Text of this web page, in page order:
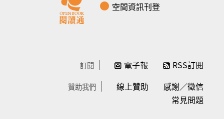
空間資訊刊登
訂閱 電子報 RSS訂閱
贊助我們 線上贊助
感謝／徵信
常見問題